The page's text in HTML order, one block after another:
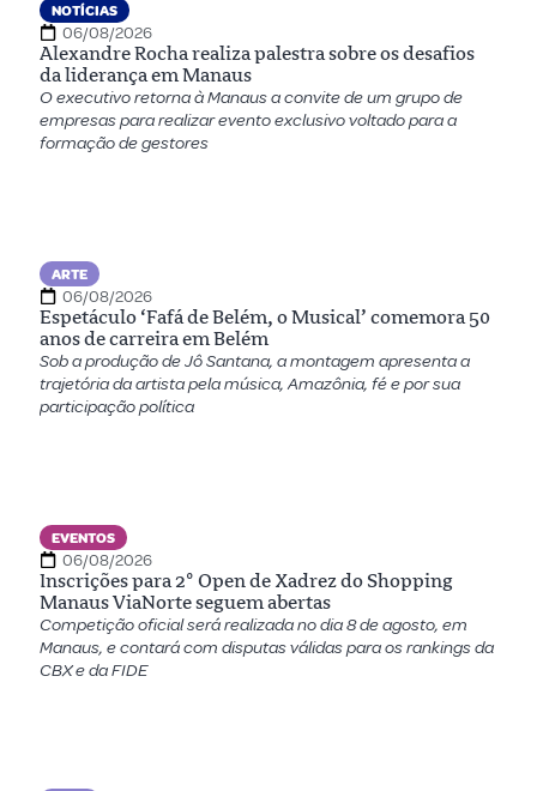
NOTÍCIAS
06/08/2026
Alexandre Rocha realiza palestra sobre os desafios
da liderança em Manaus
O executivo retorna à Manaus a convite de um grupo de
empresas para realizar evento exclusivo voltado para a
formação de gestores
ARTE
06/08/2026
Espetáculo ‘Fafá de Belém, o Musical’ comemora 50
anos de carreira em Belém
Sob a produção de Jô Santana, a montagem apresenta a
trajetória da artista pela música, Amazônia, fé e por sua
participação política
EVENTOS
06/08/2026
Inscrições para 2º Open de Xadrez do Shopping
Manaus ViaNorte seguem abertas
Competição oficial será realizada no dia 8 de agosto, em
Manaus, e contará com disputas válidas para os rankings da
CBX e da FIDE